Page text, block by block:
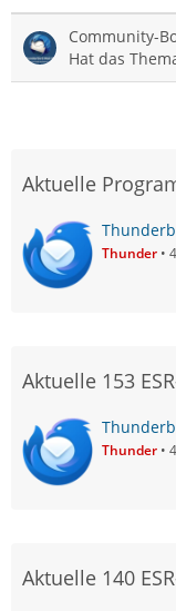
Community-
Hat das
Aktuelle
Thunder
Aktuelle 153
Thunder
Aktuelle 140